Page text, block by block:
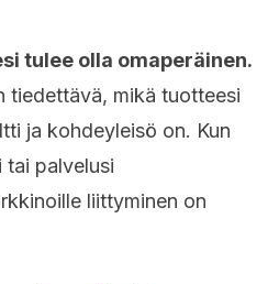
tulee olla omaperäinen.
tiedettävä, mikä tuotteesi
ja kohdeyleisö on. Kun
palvelusi
liittyminen on